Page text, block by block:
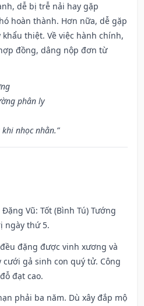
dễ bị trễ nải hay gặp
hoàn thành. Hơn nữa, dễ gặp
thiệt. Về việc hành chính,
đồng, dâng nộp đơn từ
phân ly
nhọc nhằn.”
Đặng Vũ: Tốt (Bình Tú) Tướng
ngày thứ 5.
đặng được vinh xương và
gả sinh con quý tử. Công
đạt cao.
phải ba năm. Dù xây đắp mộ